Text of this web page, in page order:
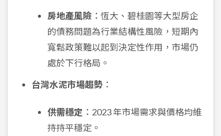
房地產風險 ：恆大、碧桂園等大型房企
的債務問題為行業結構性風險，短期內
寬鬆政策難以起到決定性作用，市場仍
處於下行格局。
台灣水泥市場趨勢 ：
供需穩定 ：2023 年市場需求與價格均維
持持平穩定。